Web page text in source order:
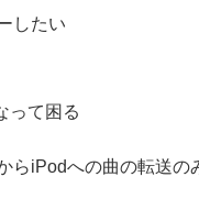
したい
って困る
iPodへの曲の転送